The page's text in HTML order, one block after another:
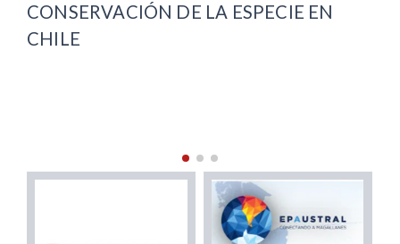
COMPRENDER LOS CAMBIOS EN LA
ANTÁRTICA